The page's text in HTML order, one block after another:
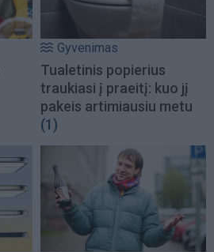
Gyvenimas
Tualetinis popierius
traukiasi į praeitį: kuo jį
pakeis artimiausiu metu
(1)